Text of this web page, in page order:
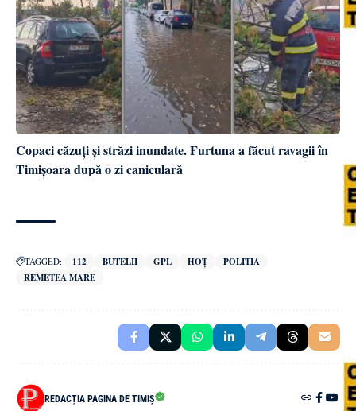
Copaci căzuți și străzi inundate. Furtuna a făcut ravagii în
Timișoara după o zi caniculară
TAGGED: 112 BUTELII GPL HOȚ
POLITIA
REMETEA MARE
REDACȚIA PAGINA DE TIMIȘ